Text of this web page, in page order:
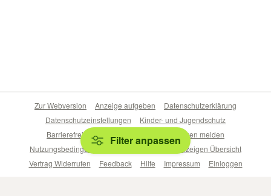
Filter anpassen
Zur Webversion Anzeige aufgeben
Datenschutzerklärung
Datenschutzeinstellungen
Kinder- und Jugendschutz
Barrierefreiheitserklärung
Sicherheitslücken melden
Nutzungsbedingungen
Beliebte Suchen
Anzeigen Übersicht
Vertrag Widerrufen
Feedback Hilfe Impressum Einloggen